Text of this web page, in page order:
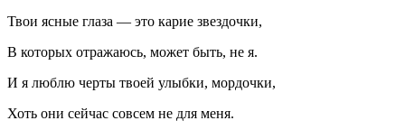
Твои ясные глаза — это карие звездочки,
В которых отражаюсь, может быть, не я.
И я люблю черты твоей улыбки, мордочки,
Хоть они сейчас совсем не для меня.